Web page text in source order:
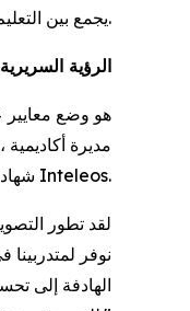
يجمع بين التعليم عبر الإنترنت والتدريب السريري في المستشفيات.
الرؤية السريرية
شهادات التصوير بأجهزة الموجات فوق الصوتية المتنقلة لدى المريض في Inteleos.